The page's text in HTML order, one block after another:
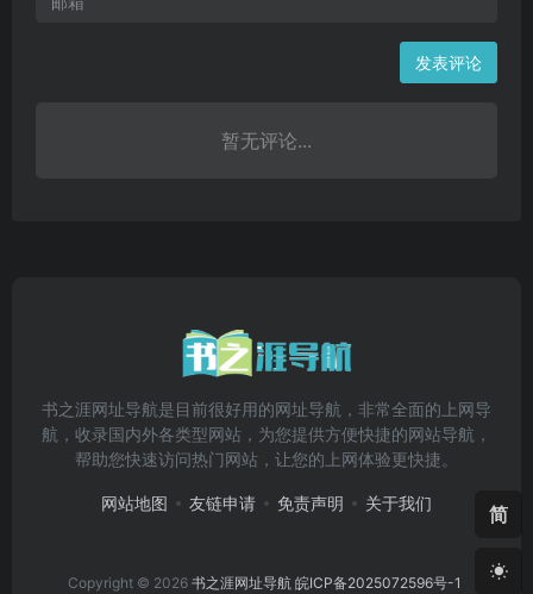
发表评论
暂无评论...
书之涯网址导航是目前很好用的网址导航，非常全面的上网导
航，收录国内外各类型网站，为您提供方便快捷的网站导航，
帮助您快速访问热门网站，让您的上网体验更快捷。
网站地图 友链申请 免责声明 关于我们
Copyright © 2026 书之涯网址导航 皖ICP备2025072596号-1
简